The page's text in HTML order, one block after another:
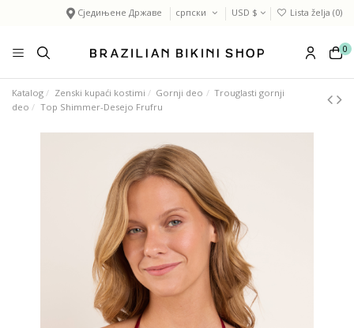
Сједињене Државе српски USD $ Lista želja (0)
0
Katalog Zenski kupaći kostimi Gornji deo
Trouglasti gornji
deo
Top Shimmer-Desejo Frufru